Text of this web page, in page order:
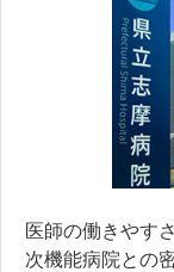
医師の働きやす
次機能病院との